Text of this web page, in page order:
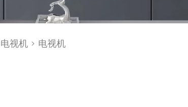
电视机 电视机